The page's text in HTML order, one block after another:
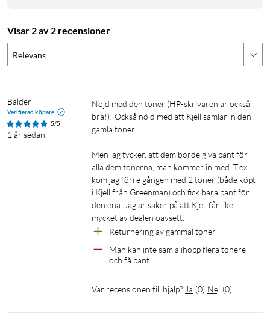
Visar 2 av 2 recensioner
Relevans
Balder
Verifierad köpare
5/5
1 år sedan
Nöjd med den toner (HP-skrivaren är också
bra!)! Också nöjd med att Kjell samlar in den
gamla toner.
Men jag tycker, att dem borde giva pant för
alla dem tonerna, man kommer in med. T.ex.
kom jag förre gången med 2 toner (både köpt
i Kjell från Greenman) och fick bara pant för
den ena. Jag är säker på att Kjell får like
mycket av dealen oavsett.
Returnering av gammal toner
Man kan inte samla ihopp flera tonere
och få pant
Var recensionen till hjälp? Ja (0) Nej (0)